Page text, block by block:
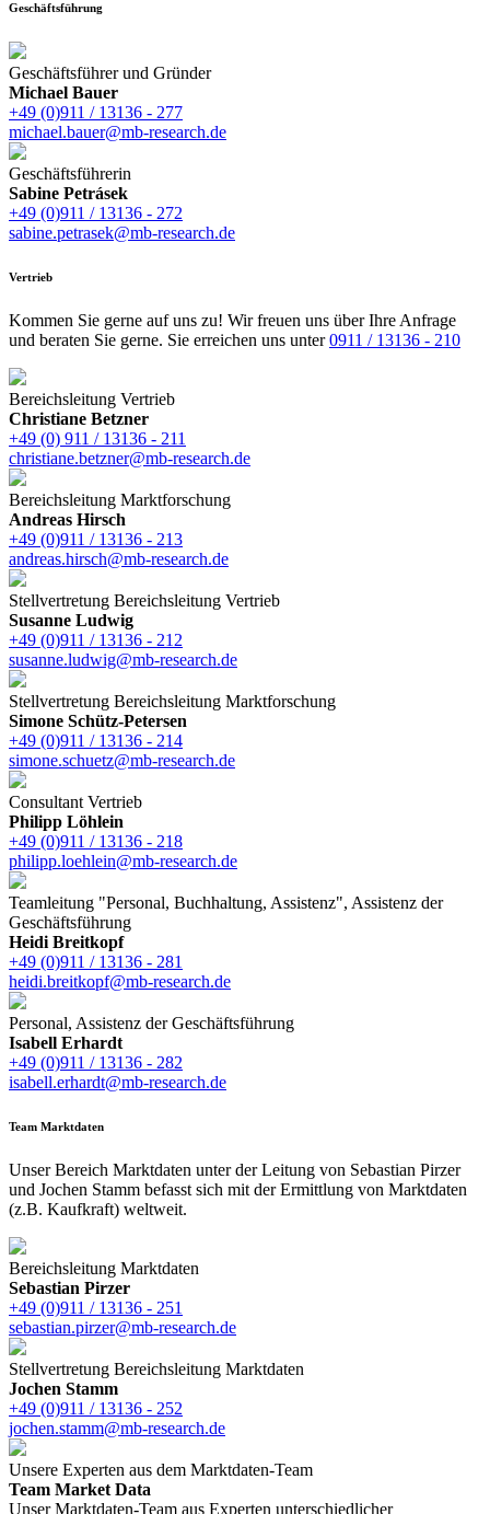
Geschäftsführung
Geschäftsführer und Gründer
Michael Bauer
+49 (0)911 / 13136 - 277
michael.bauer@mb-research.de
Geschäftsführerin
Sabine Petrásek
+49 (0)911 / 13136 - 272
sabine.petrasek@mb-research.de
Vertrieb
Kommen Sie gerne auf uns zu! Wir freuen uns über Ihre Anfrage
und beraten Sie gerne. Sie erreichen uns unter0911 / 13136 - 210
Bereichsleitung Vertrieb
Christiane Betzner
+49 (0) 911 / 13136 - 211
christiane.betzner@mb-research.de
Bereichsleitung Marktforschung
Andreas Hirsch
+49 (0)911 / 13136 - 213
andreas.hirsch@mb-research.de
Stellvertretung Bereichsleitung Vertrieb
Susanne Ludwig
+49 (0)911 / 13136 - 212
susanne.ludwig@mb-research.de
Stellvertretung Bereichsleitung Marktforschung
Simone Schütz-Petersen
+49 (0)911 / 13136 - 214
simone.schuetz@mb-research.de
Consultant Vertrieb
Philipp Löhlein
+49 (0)911 / 13136 - 218
philipp.loehlein@mb-research.de
Teamleitung "Personal, Buchhaltung, Assistenz", Assistenz der
Geschäftsführung
Heidi Breitkopf
+49 (0)911 / 13136 - 281
heidi.breitkopf@mb-research.de
Personal, Assistenz der Geschäftsführung
Isabell Erhardt
+49 (0)911 / 13136 - 282
isabell.erhardt@mb-research.de
Team Marktdaten
Unser Bereich Marktdaten unter der Leitung von Sebastian Pirzer
und Jochen Stamm befasst sich mit der Ermittlung von Marktdaten
(z.B. Kaufkraft) weltweit.
Bereichsleitung Marktdaten
Sebastian Pirzer
+49 (0)911 / 13136 - 251
sebastian.pirzer@mb-research.de
Stellvertretung Bereichsleitung Marktdaten
Jochen Stamm
+49 (0)911 / 13136 - 252
jochen.stamm@mb-research.de
Unsere Experten aus dem Marktdaten-Team
Team Market Data
Unser Marktdaten-Team aus Experten unterschiedlicher